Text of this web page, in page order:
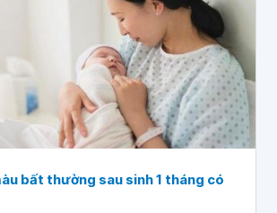
bất thường sau sinh 1 tháng có